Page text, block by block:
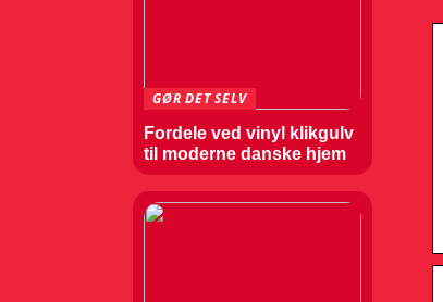
GØR DET SELV
Fordele ved vinyl klikgulv
til moderne danske hjem